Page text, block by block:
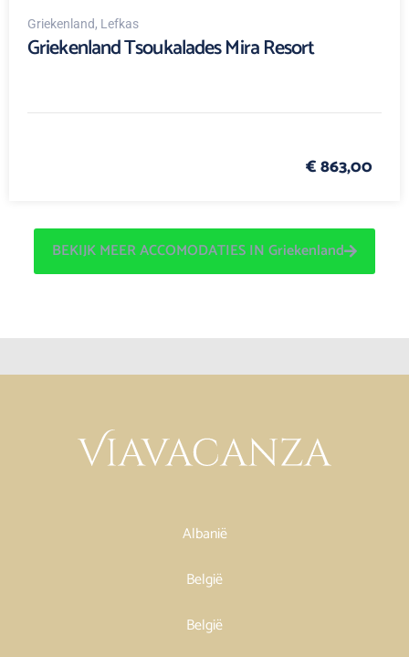
Griekenland, Lefkas
Griekenland Tsoukalades Mira Resort
€ 863,00
BEKIJK MEER ACCOMODATIES IN Griekenland
Albanië
België
België